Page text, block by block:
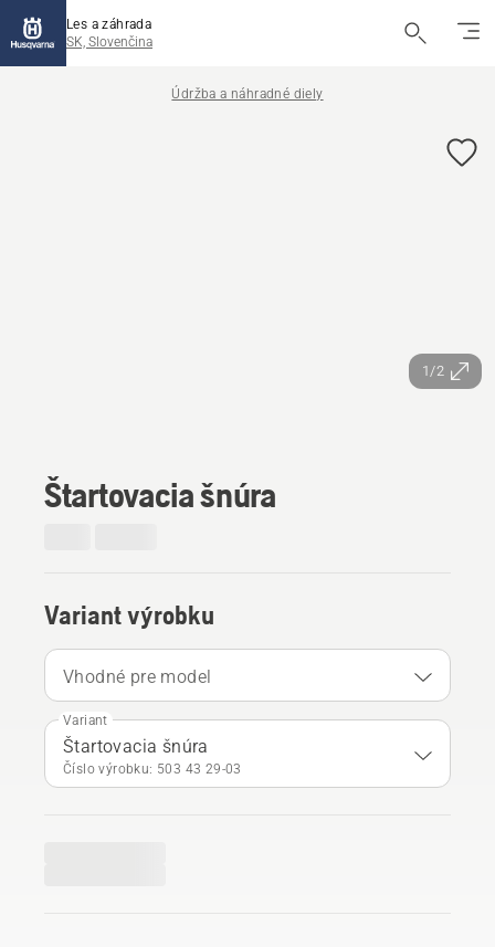
Les a záhrada
SK, Slovenčina
Údržba a náhradné diely
1/2
Štartovacia šnúra
Variant výrobku
Vhodné pre model
Variant
Štartovacia šnúra
Číslo výrobku: 503 43 29‑03